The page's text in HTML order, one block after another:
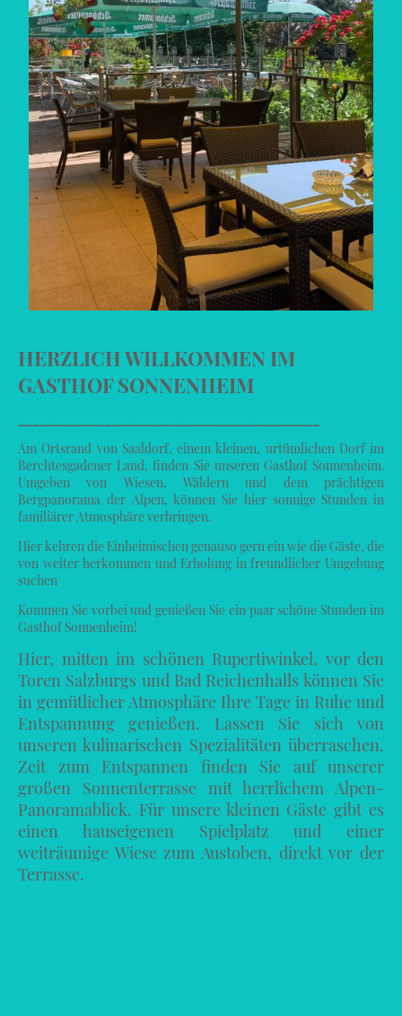
HERZLICH WILLKOMMEN IM
GASTHOF SONNENHEIM
Am Ortsrand von Saaldorf, einem kleinen, urtümlichen Dorf im
Berchtesgadener Land, finden Sie unseren Gasthof Sonnenheim.
Umgeben von Wiesen, Wäldern und dem prächtigen
Bergpanorama der Alpen, können Sie hier sonnige Stunden in
familiärer Atmosphäre verbringen.
Hier kehren die Einheimischen genauso gern ein wie die Gäste, die
von weiter herkommen und Erholung in freundlicher Umgebung
suchen
Kommen Sie vorbei und genießen Sie ein paar schöne Stunden im
Gasthof Sonnenheim!
Hier, mitten im schönen Rupertiwinkel, vor den
Toren Salzburgs und Bad Reichenhalls können Sie
in gemütlicher Atmosphäre Ihre Tage in Ruhe und
Entspannung genießen. Lassen Sie sich von
unseren kulinarischen Spezialitäten überraschen.
Zeit zum Entspannen finden Sie auf unserer
großen Sonnenterrasse mit herrlichem Alpen-
Panoramablick. Für unsere kleinen Gäste gibt es
einen hauseigenen Spielplatz und einer
weiträumige Wiese zum Austoben, direkt vor der
Terrasse.